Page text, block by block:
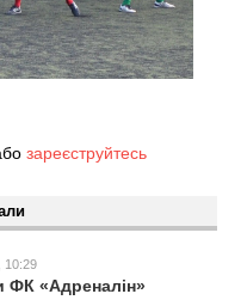
зареєструйтесь
10:29
ФК «Адреналін»